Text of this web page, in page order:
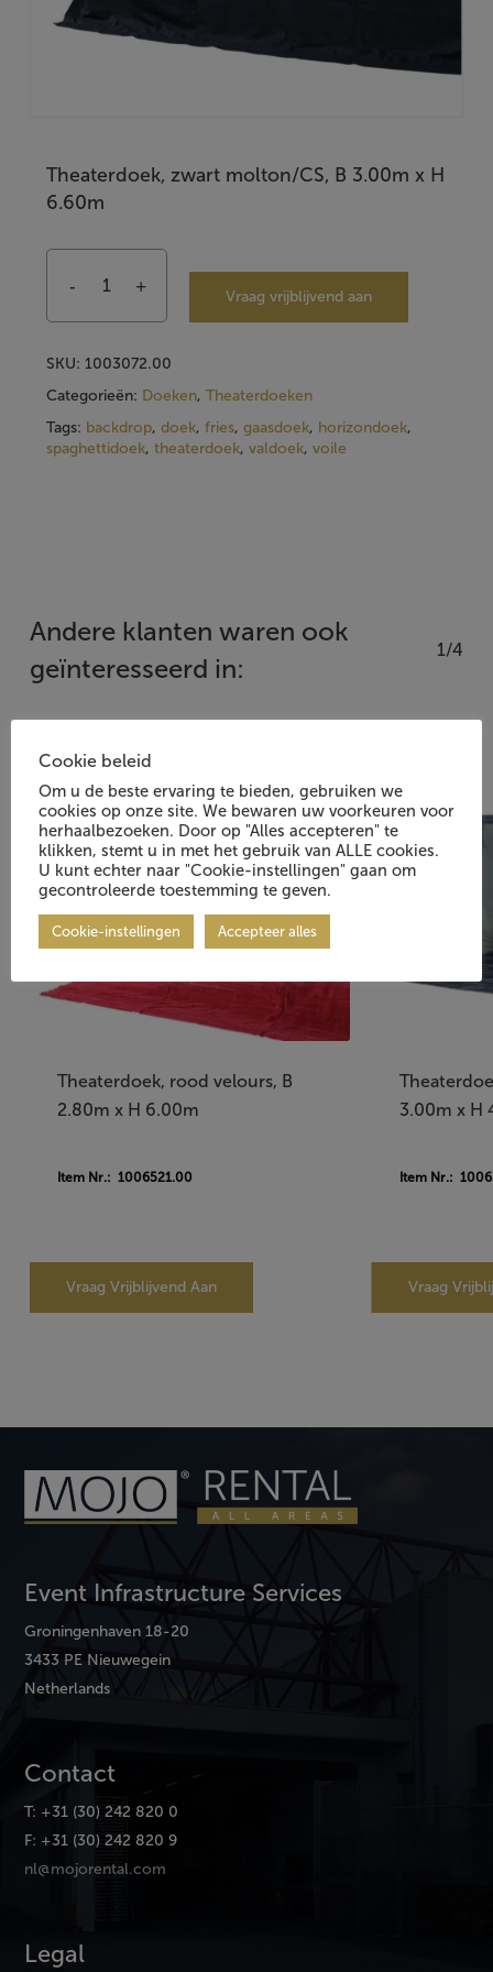
Theaterdoek, zwart molton/CS, B 3.00m x H
6.60m
Vraag vrijblijvend aan
SKU: 1003072.00
Categorieën: Doeken, Theaterdoeken
Tags: backdrop, doek, fries, gaasdoek, horizondoek,
spaghettidoek, theaterdoek, valdoek, voile
Andere klanten waren ook
geïnteresseerd in:
1/4
Theaterdoek, rood velours, B
2.80m x H 6.00m
Item Nr.: 1006521.00
Vraag Vrijblijvend Aan
3.00m x H
Item Nr.:
Vraag
Event Infrastructure Services
Groningenhaven 18-20
3433 PE Nieuwegein
Netherlands
Contact
T: +31 (30) 242 820 0
F: +31 (30) 242 820 9
nl@mojorental.com
Legal
Cookie beleid
Om u de beste ervaring te bieden, gebruiken we
cookies op onze site. We bewaren uw voorkeuren voor
herhaalbezoeken. Door op "Alles accepteren" te
klikken, stemt u in met het gebruik van ALLE cookies.
U kunt echter naar "Cookie-instellingen" gaan om
gecontroleerde toestemming te geven.
Cookie-instellingen Accepteer alles